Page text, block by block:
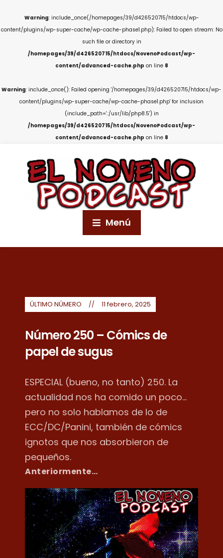
Warning: include_once(/homepages/39/d426520715/htdocs/wp-
content/plugins/wp-super-cache/wp-cache-phase1.php): Failed to open stream: No
such file or directory in
/homepages/39/d426520715/htdocs/NovenoPodcast/wp-
content/advanced-cache.php on line 8
Warning: include_once(): Failed opening '/homepages/39/d426520715/htdocs/wp-
content/plugins/wp-super-cache/wp-cache-phase1.php' for inclusion
(include_path='.:/usr/lib/php8.5') in
/homepages/39/d426520715/htdocs/NovenoPodcast/wp-
content/advanced-cache.php on line 8
Menú
ÚLTIMO NÚMERO 11 febrero, 2025
Número 250 – Cómics de
papel de sugus
ESPECIAL (bueno, no tanto) 250. La
actualidad nos ha comido un poco...
pero no solo hablamos de lo de
ECC/DC/Panini, también de cómics
ignotos que nos absorbieron de
pequeños.
Anteriormente…